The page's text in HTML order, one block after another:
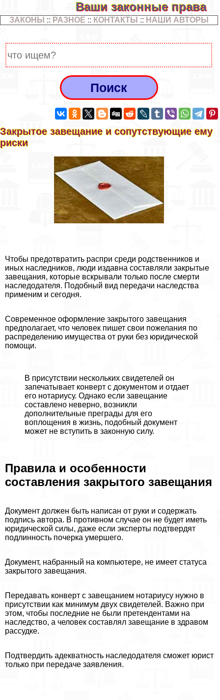
Ваши законные права
ЗАКОНЫ :: РАЗНОЕ :: КОНТАКТЫ :: НАШИ АВТОРЫ
Закрытое завещание и сопутствующие ему
риски
Чтобы предотвратить распри среди родственников и
иных наследников, люди издавна составляли закрытые
завещания, которые вскрывали только после cмepти
наследодателя. Подобный вид передачи наследства
применим и сегодня.
Современное оформление закрытого завещания
предполагает, что человек пишет свои пожелания по
распределению имущества от руки без юридической
помощи.
В присутствии нескольких свидетелей он
запечатывает конверт с документом и отдает
его нотариусу. Однако если завещание
составлено неверно, возникли
дополнительные преграды для его
воплощения в жизнь, подобный документ
может не вступить в законную силу.
Правила и особенности
составления закрытого завещания
Документ должен быть написан от руки и содержать
подпись автора. В противном случае он не будет иметь
юридической силы, даже если эксперты подтвердят
подлинность почерка умершего.
Документ, набранный на компьютере, не имеет статуса
закрытого завещания.
Передавать конверт с завещанием нотариусу нужно в
присутствии как минимум двух свидетелей. Важно при
этом, чтобы последние не были претендентами на
наследство, а человек составлял завещание в здравом
рассудке.
Подтвердить адекватность наследодателя сможет юрист
только при передаче заявления.